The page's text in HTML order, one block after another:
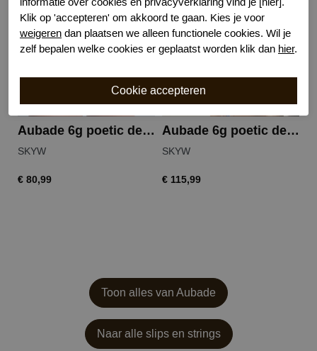
Aubade 6g poetic delights hipster
SKYW
€ 80,99
Aubade 6g poetic delights beugel bh
SKYW
€ 115,99
Toon alles van Aubade
Naar alle slips en strings
Klik op 'accepteren' om akkoord te gaan. Kies je voor
weigeren dan plaatsen we alleen functionele cookies. Wil je
zelf bepalen welke cookies er geplaatst worden klik dan hier.